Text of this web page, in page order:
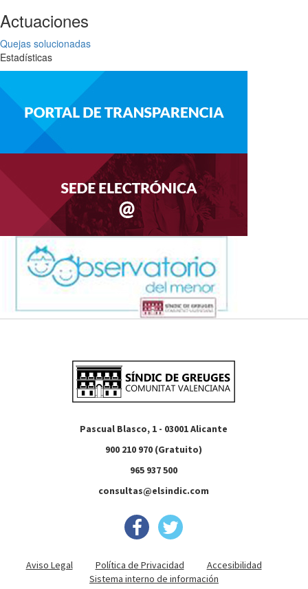
Actuaciones
Quejas solucionadas
Estadísticas
Pascual Blasco, 1 - 03001 Alicante
900 210 970 (Gratuito)
965 937 500
consultas@elsindic.com
Aviso Legal Política de Privacidad
Accesibilidad
Sistema interno de información